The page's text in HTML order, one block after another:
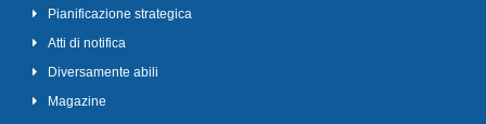
Pianificazione strategica
Atti di notifica
Diversamente abili
Magazine